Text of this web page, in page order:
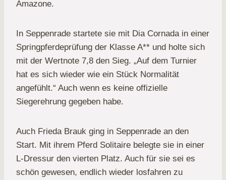
Amazone.
In Seppenrade startete sie mit Dia Cornada in einer
Springpferdeprüfung der Klasse A** und holte sich
mit der Wertnote 7,8 den Sieg. „Auf dem Turnier
hat es sich wieder wie ein Stück Normalität
angefühlt.“ Auch wenn es keine offizielle
Siegerehrung gegeben habe.
Auch Frieda Brauk ging in Seppenrade an den
Start. Mit ihrem Pferd Solitaire belegte sie in einer
L-Dressur den vierten Platz. Auch für sie sei es
schön gewesen, endlich wieder losfahren zu